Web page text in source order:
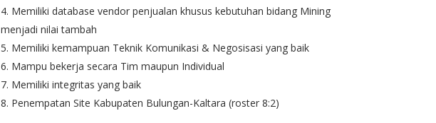
4. Memiliki database vendor penjualan khusus kebutuhan bidang Mining
menjadi nilai tambah
5. Memiliki kemampuan Teknik Komunikasi & Negosisasi yang baik
6. Mampu bekerja secara Tim maupun Individual
7. Memiliki integritas yang baik
8. Penempatan Site Kabupaten Bulungan-Kaltara (roster 8:2)